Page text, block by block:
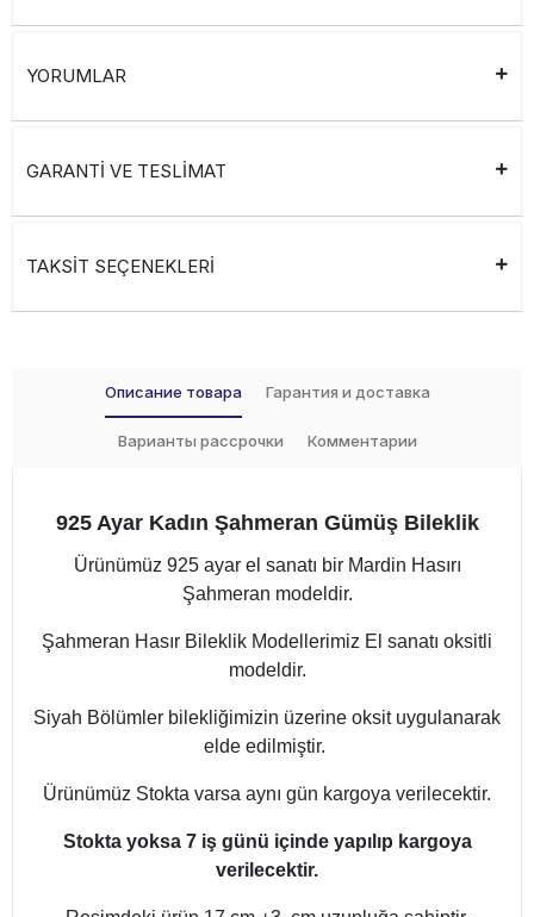
YORUMLAR
GARANTİ VE TESLİMAT
TAKSİT SEÇENEKLERİ
Описание товара Гарантия и доставка
Варианты рассрочки Комментарии
925 Ayar Kadın Şahmeran Gümüş Bileklik
Ürünümüz 925 ayar el sanatı bir Mardin Hasırı
Şahmeran modeldir.
Şahmeran Hasır Bileklik Modellerimiz El sanatı oksitli
modeldir.
Siyah Bölümler bilekliğimizin üzerine oksit uygulanarak
elde edilmiştir.
Ürünümüz Stokta varsa aynı gün kargoya verilecektir.
Stokta yoksa 7 iş günü içinde yapılıp kargoya
verilecektir.